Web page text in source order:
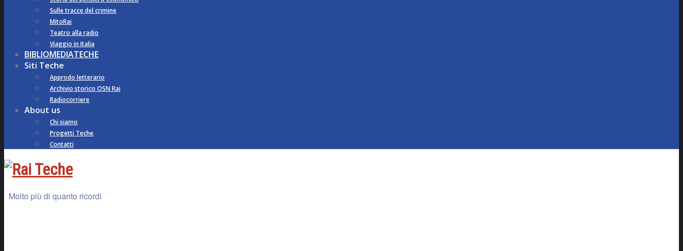
Sulle tracce del crimine
MitoRai
Teatro alla radio
Viaggio in Italia
BIBLIOMEDIATECHE
Siti Teche
Approdo letterario
Archivio storico OSN Rai
Radiocorriere
About us
Chi siamo
Progetti Teche
Contatti
Molto più di quanto ricordi